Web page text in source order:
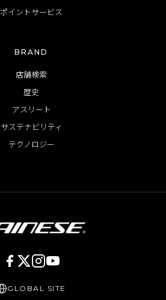
ポイントサービス
BRAND
店舗検索
歴史
アスリート
サステナビリティ
テクノロジー
GLOBAL SITE